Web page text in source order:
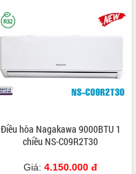
Điều hòa Nagakawa 9000BTU 1
chiều NS-C09R2T30
Giá: 4.150.000 đ